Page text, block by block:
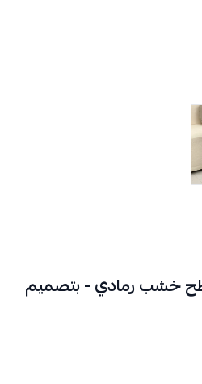
خشب رمادي - بتصميم